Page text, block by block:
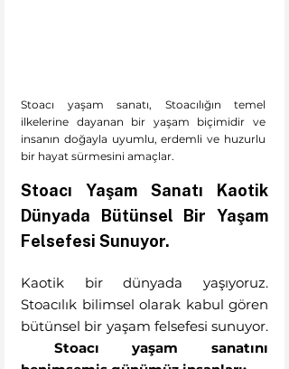
Stoacı yaşam sanatı, Stoacılığın temel
ilkelerine dayanan bir yaşam biçimidir ve
insanın doğayla uyumlu, erdemli ve huzurlu
bir hayat sürmesini amaçlar.
Stoacı Yaşam Sanatı Kaotik
Dünyada Bütünsel Bir Yaşam
Felsefesi Sunuyor.
Kaotik bir dünyada yaşıyoruz.
Stoacılık bilimsel olarak kabul gören
bütünsel bir yaşam felsefesi sunuyor.
Stoacı yaşam sanatını